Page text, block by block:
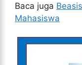
Baca juga
Mahasiswa